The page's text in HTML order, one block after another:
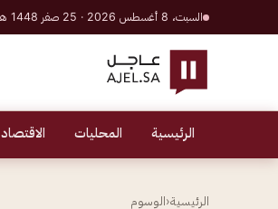
السبت، 8 أغسطس 2026 · 25 صفر 1448 هـ
الرئيسية المحليات الاقتصاد
الرئيسية‹الوسوم